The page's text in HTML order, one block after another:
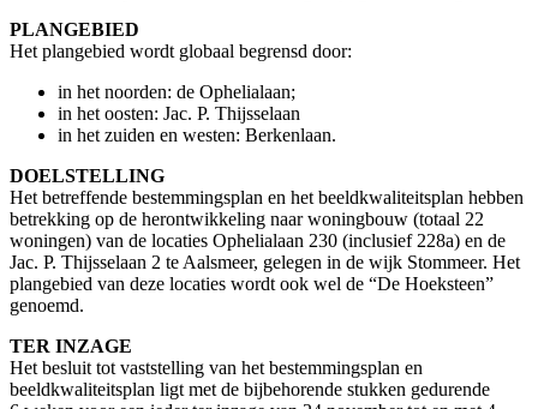
PLANGEBIED
Het plangebied wordt globaal begrensd door:
in het noorden: de Ophelialaan;
in het oosten: Jac. P. Thijsselaan
in het zuiden en westen: Berkenlaan.
DOELSTELLING
Het betreffende bestemmingsplan en het beeldkwaliteitsplan hebben
betrekking op de herontwikkeling naar woningbouw (totaal 22
woningen) van de locaties Ophelialaan 230 (inclusief 228a) en de
Jac. P. Thijsselaan 2 te Aalsmeer, gelegen in de wijk Stommeer. Het
plangebied van deze locaties wordt ook wel de “De Hoeksteen”
genoemd.
TER INZAGE
Het besluit tot vaststelling van het bestemmingsplan en
beeldkwaliteitsplan ligt met de bijbehorende stukken gedurende